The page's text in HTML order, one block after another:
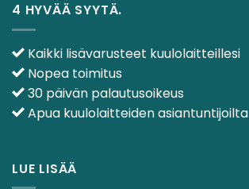
4 HYVÄÄ SYYTÄ.
Kaikki lisävarusteet kuulolaitteillesi
Nopea toimitus
30 päivän palautusoikeus
Apua kuulolaitteiden asiantuntijoilta
LUE LISÄÄ